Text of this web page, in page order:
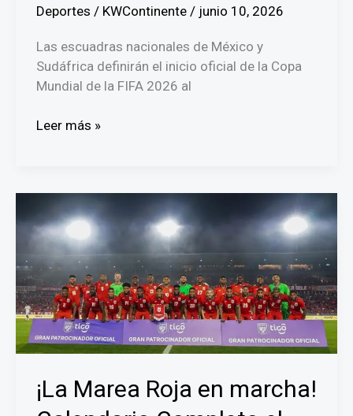
Deportes / KWContinente / junio 10, 2026
Las escuadras nacionales de México y
Sudáfrica definirán el inicio oficial de la Copa
Mundial de la FIFA 2026 al
México
partido
inaugural
de
la
Copa
Mundial
de
FIFA
2026
Leer más »
¡La Marea Roja en marcha!